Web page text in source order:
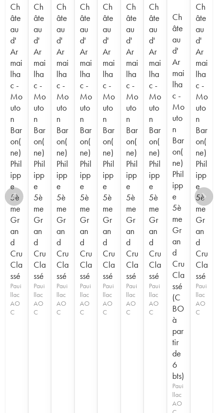
Ch
âte
au
d'
Ar
mai
lha
c -
Mo
uto
n
Bar
on(
ne)
Phil
ipp
e
5è
me
Gr
an
d
Cru
Cla
ssé
Paui
llac
AO
C
Ch
âte
au
d'
Ar
mai
lha
c -
Mo
uto
n
Bar
on(
ne)
Phil
ipp
e
5è
me
Gr
an
d
Cru
Cla
ssé
Paui
llac
AO
C
Ch
âte
au
d'
Ar
mai
lha
c -
Mo
uto
n
Bar
on(
ne)
Phil
ipp
e
5è
me
Gr
an
d
Cru
Cla
ssé
Paui
llac
AO
C
Ch
âte
au
d'
Ar
mai
lha
c -
Mo
uto
n
Bar
on(
ne)
Phil
ipp
e
5è
me
Gr
an
d
Cru
Cla
ssé
Paui
llac
AO
C
Ch
âte
au
d'
Ar
mai
lha
c -
Mo
uto
n
Bar
on(
ne)
Phil
ipp
e
5è
me
Gr
an
d
Cru
Cla
ssé
Paui
llac
AO
C
Ch
âte
au
d'
Ar
mai
lha
c -
Mo
uto
n
Bar
on(
ne)
Phil
ipp
e
5è
me
Gr
an
d
Cru
Cla
ssé
Paui
llac
AO
C
Ch
âte
au
d'
Ar
mai
lha
c -
Mo
uto
n
Bar
on(
ne)
Phil
ipp
e
5è
me
Gr
an
d
Cru
Cla
ssé
Paui
llac
AO
C
Ch
âte
au
d'
Ar
mai
lha
c -
Mo
uto
n
Bar
on(
ne)
Phil
ipp
e
5è
me
Gr
an
d
Cru
Cla
ssé
(C
BO
à
par
tir
de
6
bts)
Paui
llac
AO
Ch
âte
au
d'
Ar
mai
lha
c -
Mo
uto
n
Bar
on(
ne)
Phil
ipp
e
5è
me
Gr
an
d
Cru
Cla
ssé
Paui
llac
AO
C